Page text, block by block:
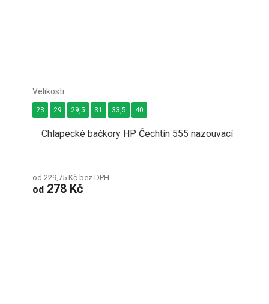
Chlapecké bačkory HP Čechtín 555 nazouvací
od 229,75 Kč bez DPH
od 278 Kč
23 29 29,5 31 33,5 40